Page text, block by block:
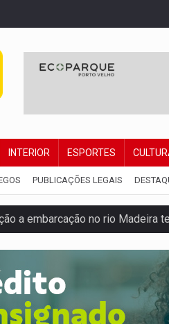
INTERIOR ESPORTES
PUBLICAÇÕES LEGAIS
a embarcação no rio Madeira
acumula para R$ 165 milhões
AVISO DE LICITAÇÃO: PREGÃO
UNNESA apresenta
por carro na região